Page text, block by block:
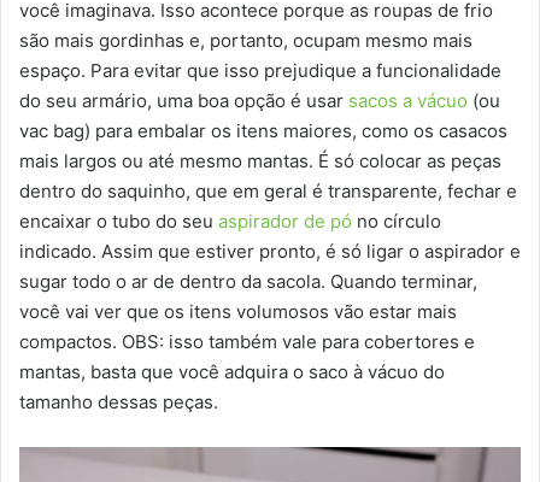
você imaginava. Isso acontece porque as roupas de frio
são mais gordinhas e, portanto, ocupam mesmo mais
espaço. Para evitar que isso prejudique a funcionalidade
do seu armário, uma boa opção é usar sacos a vácuo (ou
vac bag) para embalar os itens maiores, como os casacos
mais largos ou até mesmo mantas. É só colocar as peças
dentro do saquinho, que em geral é transparente, fechar e
encaixar o tubo do seu aspirador de pó no círculo
indicado. Assim que estiver pronto, é só ligar o aspirador e
sugar todo o ar de dentro da sacola. Quando terminar,
você vai ver que os itens volumosos vão estar mais
compactos. OBS: isso também vale para cobertores e
mantas, basta que você adquira o saco à vácuo do
tamanho dessas peças.